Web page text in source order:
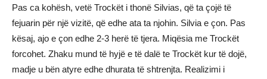
Pas ca kohësh, vetë Trockët i thonë Silvias, që ta çojë të
fejuarin për një vizitë, që edhe ata ta njohin. Silvia e çon. Pas
kësaj, ajo e çon edhe 2-3 herë të tjera. Miqësia me Trockët
forcohet. Zhaku mund të hyjë e të dalë te Trockët kur të dojë,
madje u bën atyre edhe dhurata të shtrenjta. Realizimi i